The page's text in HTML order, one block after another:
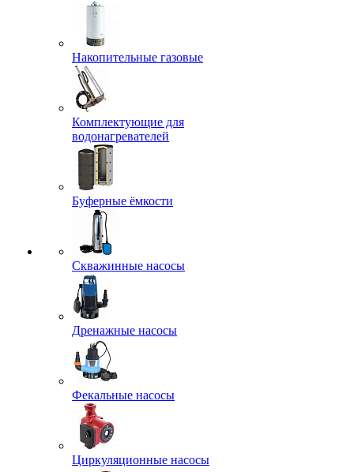
Накопительные газовые
Комплектующие для
водонагревателей
Буферные ёмкости
Скважинные насосы
Дренажные насосы
Фекальные насосы
Циркуляционные насосы